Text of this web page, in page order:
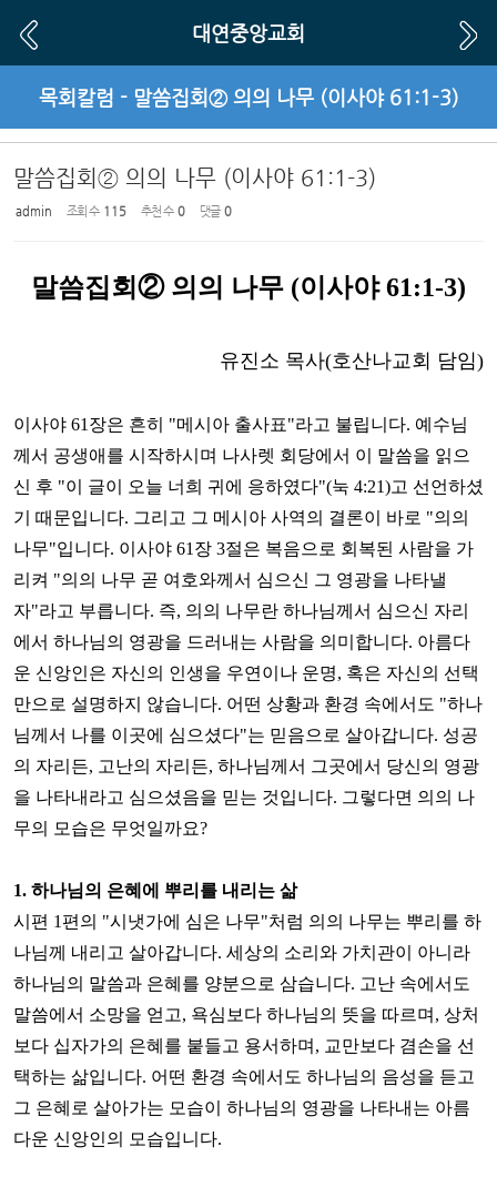
대연중앙교회
목회칼럼 - 말씀집회② 의의 나무 (이사야 61:1-3)
말씀집회② 의의 나무 (이사야 61:1-3)
admin 조회 수 115 추천 수 0 댓글 0
말씀집회② 의의 나무 (이사야61:1-3)
유진소 목사(호산나교회 담임)
이사야 61 장은 흔히 "메시아 출사표"라고 불립니다. 예수님
께서 공생애를 시작하시며 나사렛 회당에서 이 말씀을 읽으
신 후 "이 글이 오늘 너희 귀에 응하였다"(눅 4:21)고 선언하셨
기 때문입니다. 그리고 그 메시아 사역의 결론이 바로 "의의
나무"입니다. 이사야 61 장 3절은 복음으로 회복된 사람을 가
리켜 "의의 나무 곧 여호와께서 심으신 그 영광을 나타낼
자"라고 부릅니다. 즉, 의의 나무란 하나님께서 심으신 자리
에서 하나님의 영광을 드러내는 사람을 의미합니다. 아름다
운 신앙인은 자신의 인생을 우연이나 운명, 혹은 자신의 선택
만으로 설명하지 않습니다. 어떤 상황과 환경 속에서도 "하나
님께서 나를 이곳에 심으셨다"는 믿음으로 살아갑니다. 성공
의 자리든, 고난의 자리든, 하나님께서 그곳에서 당신의 영광
을 나타내라고 심으셨음을 믿는 것입니다. 그렇다면 의의 나
무의 모습은 무엇일까요?
1. 하나님의 은혜에 뿌리를 내리는 삶
시편 1 편의 "시냇가에 심은 나무"처럼 의의 나무는 뿌리를 하
나님께 내리고 살아갑니다. 세상의 소리와 가치관이 아니라
하나님의 말씀과 은혜를 양분으로 삼습니다. 고난 속에서도
말씀에서 소망을 얻고, 욕심보다 하나님의 뜻을 따르며 , 상처
보다 십자가의 은혜를 붙들고 용서하며 , 교만보다 겸손을 선
택하는 삶입니다. 어떤 환경 속에서도 하나님의 음성을 듣고
그 은혜로 살아가는 모습이 하나님의 영광을 나타내는 아름
다운 신앙인의 모습입니다.